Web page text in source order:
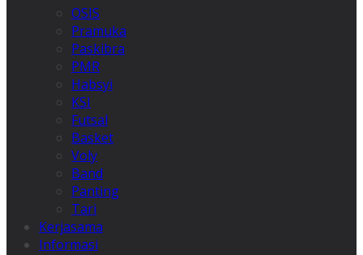
OSIS
Pramuka
Paskibra
PMR
Habsyi
KSI
Futsal
Basket
Voly
Band
Panting
Tari
Kerjasama
Informasi